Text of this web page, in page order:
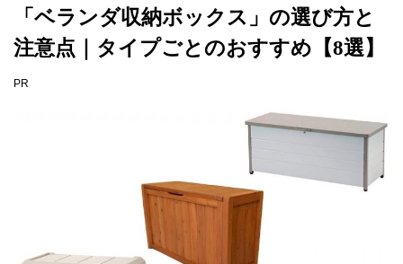
「ベランダ収納ボックス」の選び方と
注意点｜タイプごとのおすすめ【8選】
PR